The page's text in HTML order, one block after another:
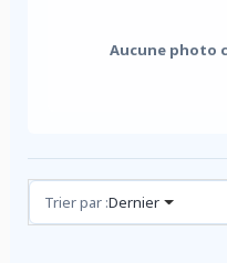
Aucune photo
Avis (0)
Trier par :Dernier